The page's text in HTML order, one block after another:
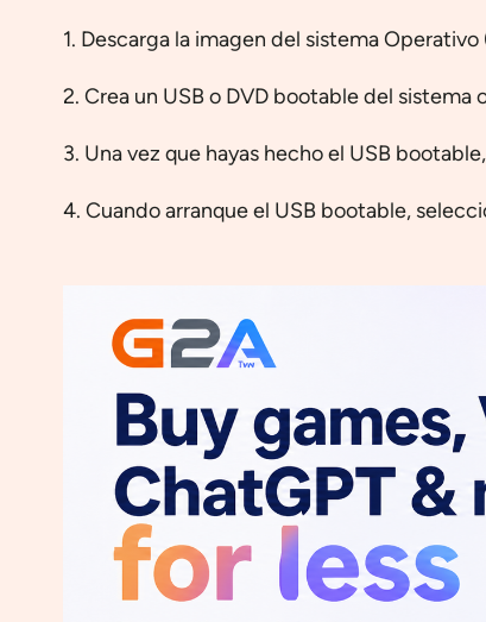
1. Descarga la imagen del sistema
2. Crea un USB o DVD bootable del
3. Una vez que hayas hecho el USB
4. Cuando arranque el USB bootable,